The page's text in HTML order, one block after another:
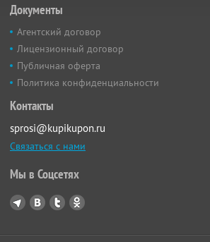
Документы
Агентский договор
Лицензионный договор
Публичная оферта
Политика конфиденциальности
Контакты
sprosi@kupikupon.ru
Связаться с нами
Мы в Соцсетях